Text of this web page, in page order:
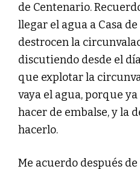
de Centenario.
llegar el agua a Casa
destrocen la
discutiendo desde el
que explotar la
vaya el agua, porque
hacer de embalse, y la
hacerlo.
Me acuerdo después